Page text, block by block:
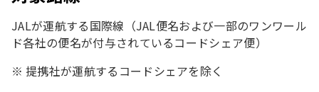
JALが運航する国際線（JAL便名および一部のワンワール
ド各社の便名が付与されているコードシェア便）
提携社が運航するコードシェアを除く